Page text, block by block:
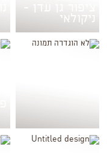
ציפור גן עדן -
ניקולאי